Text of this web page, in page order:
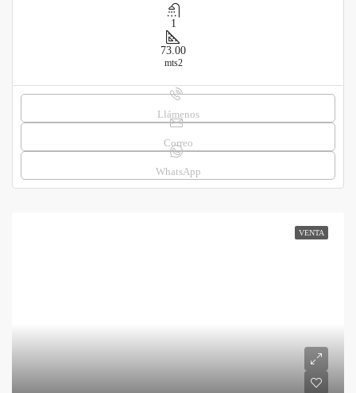
1
73.00
mts2
Llámenos
Correo
WhatsApp
VENTA